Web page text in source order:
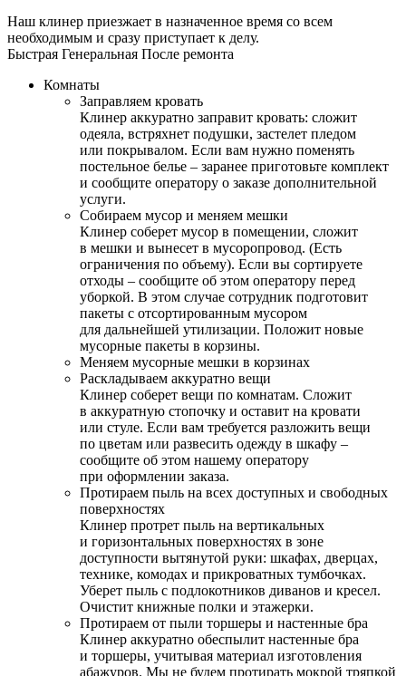
Наш клинер приезжает в назначенное время со всем
необходимым и сразу приступает к делу.
Быстрая Генеральная После ремонта
Комнаты
Заправляем кровать
Клинер аккуратно заправит кровать: сложит
одеяла, встряхнет подушки, застелет пледом
или покрывалом. Если вам нужно поменять
постельное белье – заранее приготовьте комплект
и сообщите оператору о заказе дополнительной
услуги.
Собираем мусор и меняем мешки
Клинер соберет мусор в помещении, сложит
в мешки и вынесет в мусоропровод. (Есть
ограничения по объему). Если вы сортируете
отходы – сообщите об этом оператору перед
уборкой. В этом случае сотрудник подготовит
пакеты с отсортированным мусором
для дальнейшей утилизации. Положит новые
мусорные пакеты в корзины.
Меняем мусорные мешки в корзинах
Раскладываем аккуратно вещи
Клинер соберет вещи по комнатам. Сложит
в аккуратную стопочку и оставит на кровати
или стуле. Если вам требуется разложить вещи
по цветам или развесить одежду в шкафу –
сообщите об этом нашему оператору
при оформлении заказа.
Протираем пыль на всех доступных и свободных
поверхностях
Клинер протрет пыль на вертикальных
и горизонтальных поверхностях в зоне
доступности вытянутой руки: шкафах, дверцах,
технике, комодах и прикроватных тумбочках.
Уберет пыль с подлокотников диванов и кресел.
Очистит книжные полки и этажерки.
Протираем от пыли торшеры и настенные бра
Клинер аккуратно обеспылит настенные бра
и торшеры, учитывая материал изготовления
абажуров. Мы не будем протирать мокрой тряпкой